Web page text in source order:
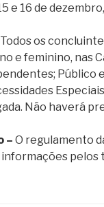
e 16 de
Todos os
e feminino, nas
Público
Não haverá
– O regulamento
informações pelos